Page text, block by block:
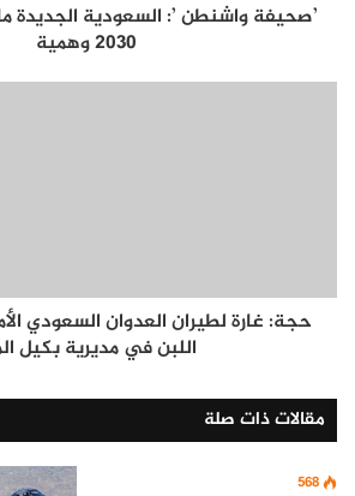
’صحيفة واشنطن ’: السعودية الجديدة
2030 وهمية
حجة: غارة لطيران العدوان السعودي
اللبن في مديرية بكيل
مقالات ذات صلة
568